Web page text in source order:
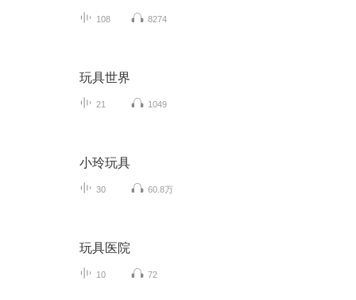
108 8274
玩具世界
21 1049
小玲玩具
30 60.8万
玩具医院
10 72